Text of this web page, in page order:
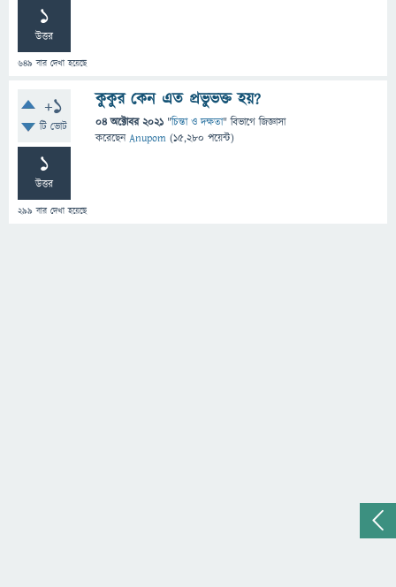
1
উত্তর
649 বার দেখা হয়েছে
+1
টি ভোট
1
উত্তর
299 বার দেখা হয়েছে
কুকুর কেন এত প্রভুভক্ত হয়?
04 অক্টোবর 2021 "চিন্তা ও দক্ষতা" বিভাগে জিজ্ঞাসা
করেছেনAnupom (15,280 পয়েন্ট)